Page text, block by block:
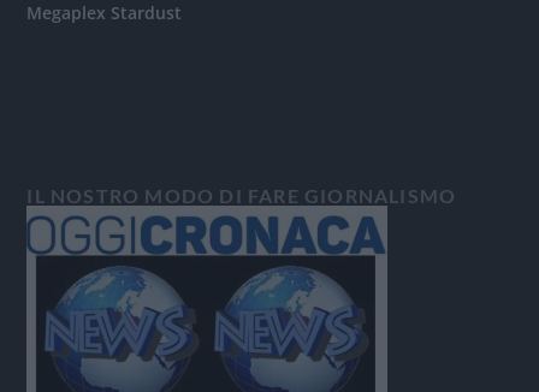
Megaplex Stardust
IL NOSTRO MODO DI FARE GIORNALISMO